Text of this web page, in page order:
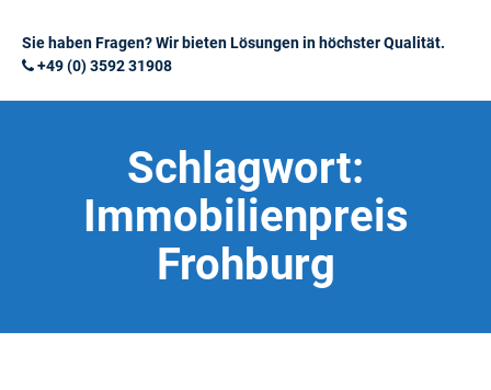
Sie haben Fragen? Wir bieten Lösungen in höchster Qualität.
+49 (0) 3592 31908
Schlagwort:
Immobilienpreis
Frohburg